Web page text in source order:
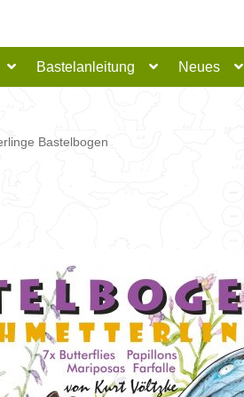
Bastelanleitung Neues
Bastelbogen